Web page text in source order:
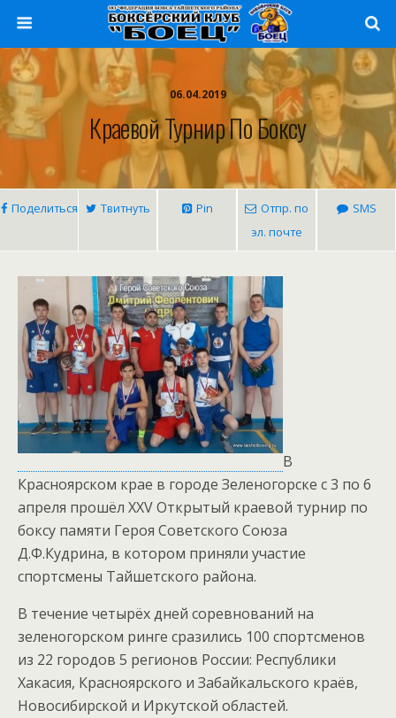
06.04.2019
Краевой Турнир По Боксу
Поделиться Твитнуть Pin
Отпр. по
эл. почте
SMS
В
Красноярском крае в городе Зеленогорске с 3 по 6
апреля прошёл XXV Открытый краевой турнир по
боксу памяти Героя Советского Союза
Д.Ф.Кудрина, в котором приняли участие
спортсмены Тайшетского района.
В течение четырёх дней соревнований на
зеленогорском ринге сразились 100 спортсменов
из 22 городов 5 регионов России: Республики
Хакасия, Красноярского и Забайкальского краёв,
Новосибирской и Иркутской областей.